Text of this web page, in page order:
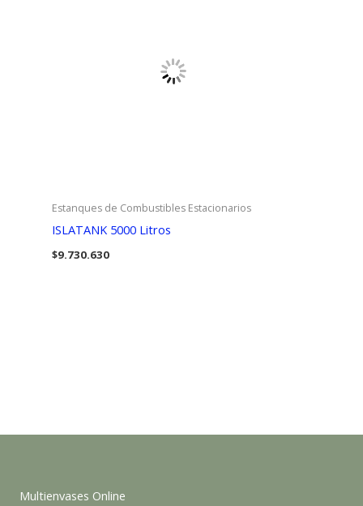
Estanques de Combustibles Estacionarios
ISLATANK 5000 Litros
$9.730.630
Multienvases Online